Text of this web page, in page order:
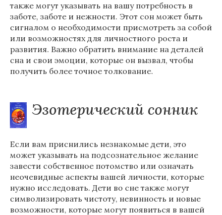
также могут указывать на вашу потребность в
заботе, заботе и нежности. Этот сон может быть
сигналом о необходимости присмотреть за собой
или возможностях для личностного роста и
развития. Важно обратить внимание на деталей
сна и свои эмоции, которые он вызвал, чтобы
получить более точное толкование.
Эзотерический сонник
Если вам приснились незнакомые дети, это
может указывать на подсознательное желание
завести собственное потомство или означать
неочевидные аспекты вашей личности, которые
нужно исследовать. Дети во сне также могут
символизировать чистоту, невинность и новые
возможности, которые могут появиться в вашей